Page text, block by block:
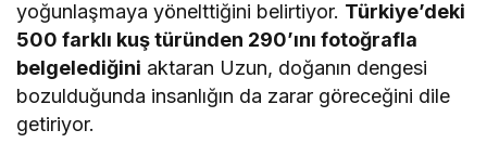
yoğunlaşmaya yönelttiğini belirtiyor. Türkiye’deki
500 farklı kuş türünden 290’ını fotoğrafla
belgelediğini aktaran Uzun, doğanın dengesi
bozulduğunda insanlığın da zarar göreceğini dile
getiriyor.